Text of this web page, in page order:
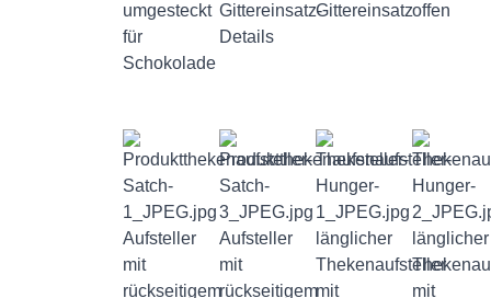
umgesteckt
für
Schokolade
Gittereinsatz-
Details
Gittereinsatzoffen
Aufsteller
mit
rückseitigem
Aufsteller
mit
rückseitigem
länglicher
Thekenaufsteller
mit
länglicher
mit